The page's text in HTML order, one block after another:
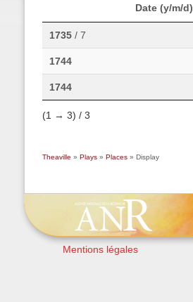
Date (y/m/d)
1735 / 7
1744
1744
(1 → 3) / 3
Theaville »Plays »Places » Display
Mentions légales